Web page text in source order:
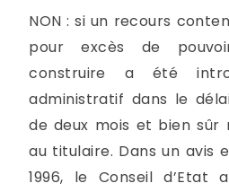
NON : si un recours
pour excès de
construire a été
administratif dans le
de deux mois et bien
au titulaire. Dans un avis
1996, le Conseil d’Etat